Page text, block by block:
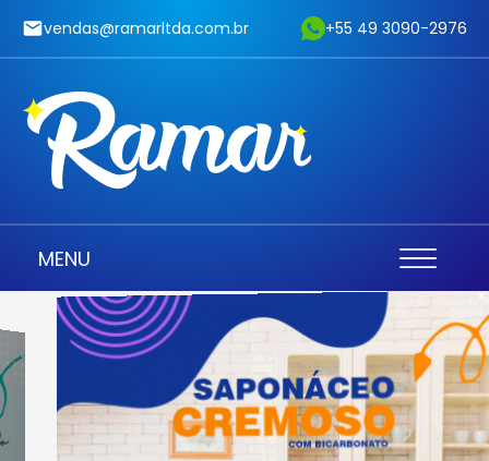
vendas@ramarltda.com.br +55 49 3090-2976
MENU